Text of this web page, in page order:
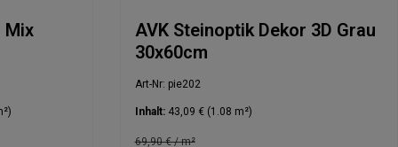
Mix
AVK Steinoptik Dekor 3D Grau
30x60cm
Art-Nr: pie202
Inhalt: 43,09 € (1.08 m²)
69,90 € / m²